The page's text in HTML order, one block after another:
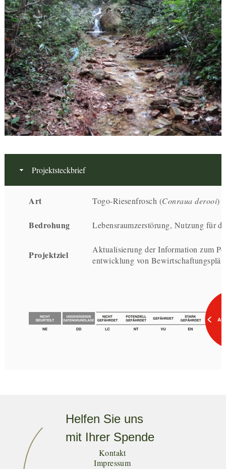
Projektsteckbrief
Art Togo-Riesenfrosch (Conraua derooi)
Bedrohung Lebensraumzerstörung, Nutzung für
Projektziel
Aktualisierung der Information zum
entwicklung von
Helfen Sie uns
mit Ihrer Spende
Kontakt
Impressum